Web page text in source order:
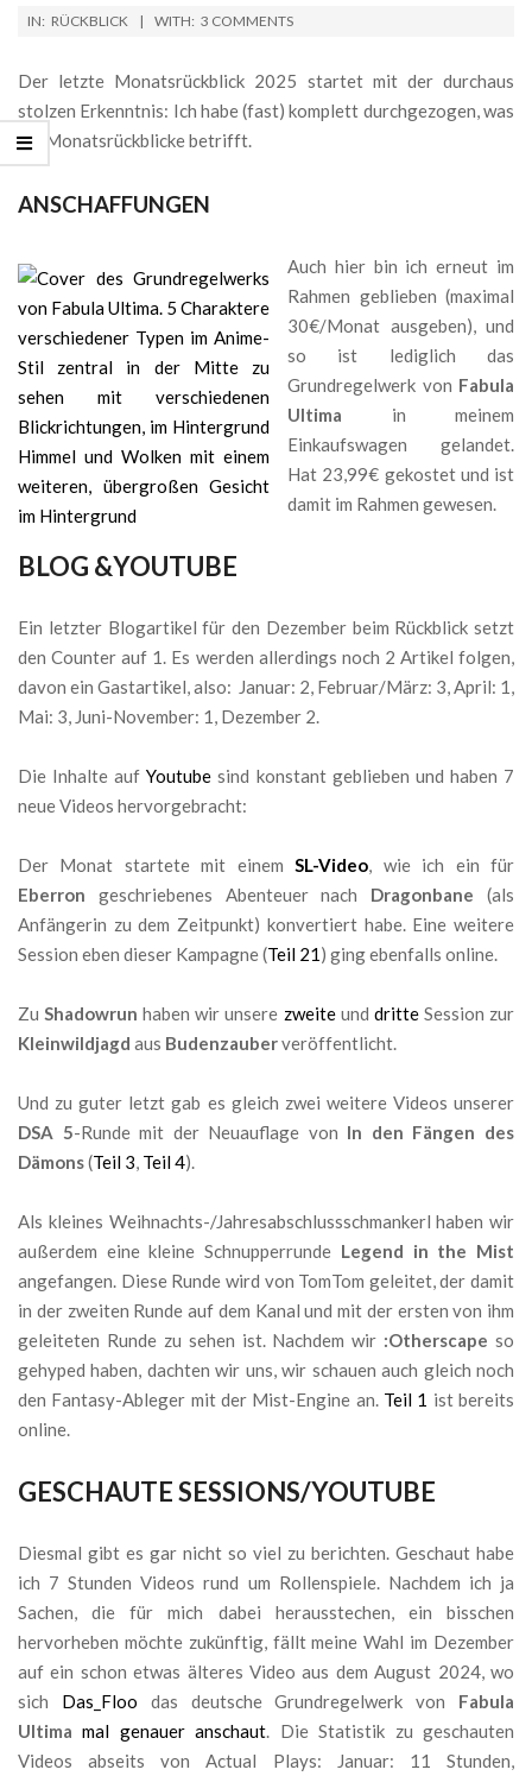
2025-
29
IN: RÜCKBLICK WITH: 3 COMMENTS
Der letzte Monatsrückblick 2025 startet mit der durchaus
stolzen Erkenntnis: Ich habe (fast) komplett durchgezogen, was
die Monatsrückblicke betrifft.
ANSCHAFFUNGEN
Auch hier bin ich erneut im
Rahmen geblieben (maximal
30€/Monat ausgeben), und
so ist lediglich das
Grundregelwerk von Fabula
Ultima in meinem
Einkaufswagen gelandet.
Hat 23,99€ gekostet und ist
damit im Rahmen gewesen.
BLOG &YOUTUBE
Ein letzter Blogartikel für den Dezember beim Rückblick setzt
den Counter auf 1. Es werden allerdings noch 2 Artikel folgen,
davon ein Gastartikel, also: Januar: 2, Februar/März: 3, April: 1,
Mai: 3, Juni-November: 1, Dezember 2.
Die Inhalte aufYoutube sind konstant geblieben und haben 7
neue Videos hervorgebracht:
Der Monat startete mit einem SL-Video , wie ich ein für
Eberron geschriebenes Abenteuer nach Dragonbane (als
Anfängerin zu dem Zeitpunkt) konvertiert habe. Eine weitere
Session eben dieser Kampagne (Teil 21) ging ebenfalls online.
Zu Shadowrun haben wir unsere zweiteund dritteSession zur
Kleinwildjagd aus Budenzauberveröffentlicht.
Und zu guter letzt gab es gleich zwei weitere Videos unserer
DSA 5-Runde mit der Neuauflage von In den Fängen des
Dämons(Teil 3 Teil 4).
Als kleines Weihnachts-/Jahresabschlussschmankerl haben wir
außerdem eine kleine Schnupperrunde Legend in the Mist
angefangen. Diese Runde wird von TomTom geleitet, der damit
in der zweiten Runde auf dem Kanal und mit der ersten von ihm
geleiteten Runde zu sehen ist. Nachdem wir :Otherscape so
gehyped haben, dachten wir uns, wir schauen auch gleich noch
den Fantasy-Ableger mit der Mist-Engine an. Teil 1 ist bereits
online.
GESCHAUTE SESSIONS/YOUTUBE
Diesmal gibt es gar nicht so viel zu berichten. Geschaut habe
ich 7 Stunden Videos rund um Rollenspiele. Nachdem ich ja
Sachen, die für mich dabei herausstechen, ein bisschen
hervorheben möchte zukünftig, fällt meine Wahl im Dezember
auf ein schon etwas älteres Video aus dem August 2024, wo
sich Das_Floo das deutsche Grundregelwerk von Fabula
Ultima mal genauer anschaut . Die Statistik zu geschauten
Videos abseits von Actual Plays: Januar: 11 Stunden,